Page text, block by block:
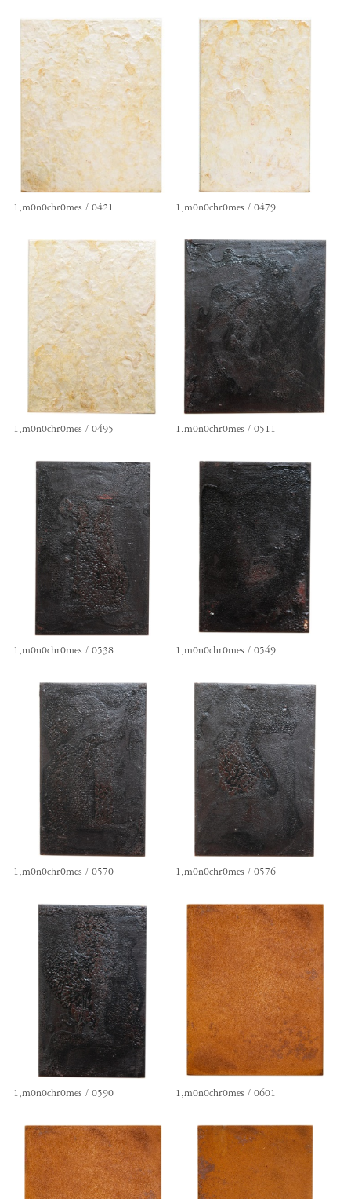
1,m0n0chr0mes / 0421 1,m0n0chr0mes / 0479
1,m0n0chr0mes / 0495 1,m0n0chr0mes / 0511
1,m0n0chr0mes / 0538 1,m0n0chr0mes / 0549
1,m0n0chr0mes / 0570 1,m0n0chr0mes / 0576
1,m0n0chr0mes / 0590 1,m0n0chr0mes / 0601